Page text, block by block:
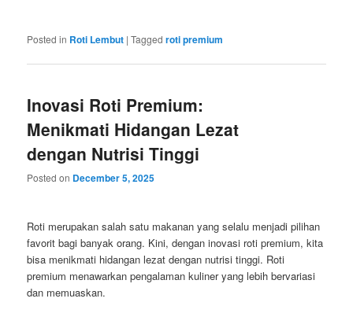
Posted in Roti Lembut |Tagged roti premium
Inovasi Roti Premium:
Menikmati Hidangan Lezat
dengan Nutrisi Tinggi
Posted on December 5, 2025
Roti merupakan salah satu makanan yang selalu menjadi pilihan
favorit bagi banyak orang. Kini, dengan inovasi roti premium, kita
bisa menikmati hidangan lezat dengan nutrisi tinggi. Roti
premium menawarkan pengalaman kuliner yang lebih bervariasi
dan memuaskan.